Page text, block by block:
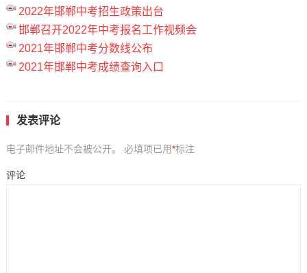
2022年邯郸中考招生政策出台
邯郸召开2022年中考报名工作视频会
2021年邯郸中考分数线公布
2021年邯郸中考成绩查询入口
发表评论
电子邮件地址不会被公开。 必填项已用*标注
评论